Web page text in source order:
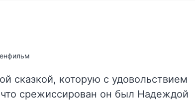
сказкой, которую с удовольствием
срежиссирован он был Надеждой